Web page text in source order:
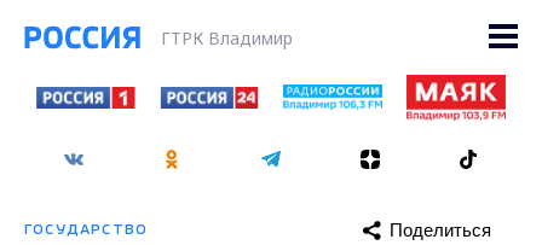
ГТРК Владимир
ГОСУДАРСТВО Поделиться